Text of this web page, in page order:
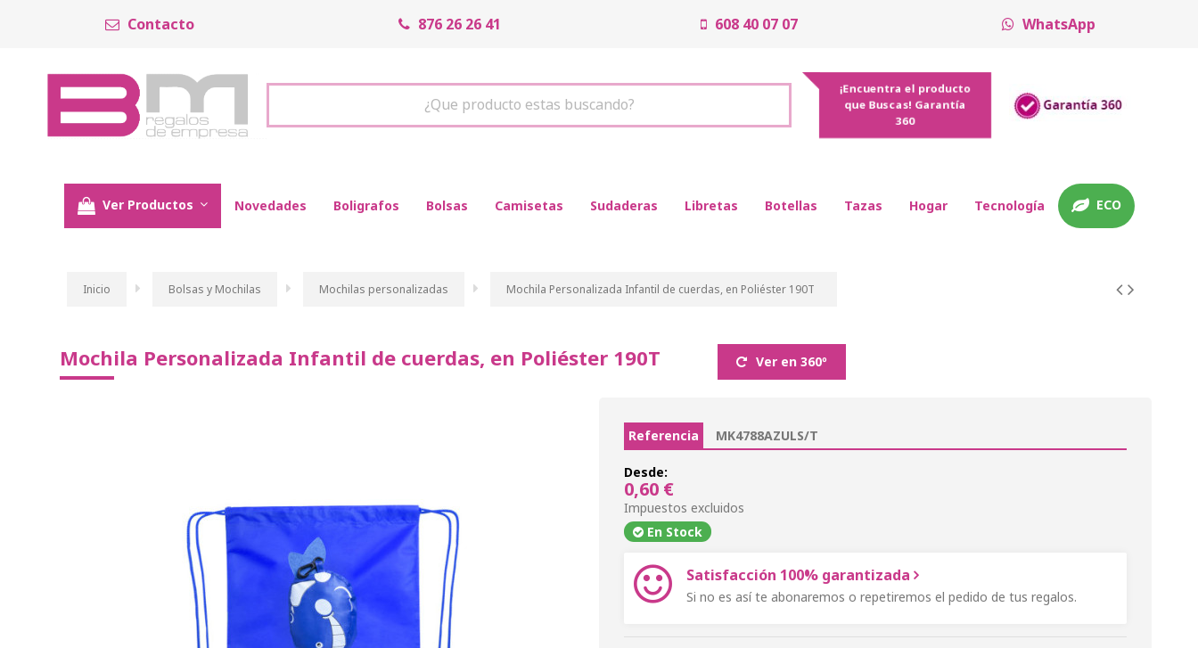
Contacto 876 26 26 41 608 40 07 07 WhatsApp
¿Que producto estas buscando?
¡Encuentra el producto
que Buscas! Garantía
360
Ver Productos Novedades Boligrafos Bolsas Camisetas Sudaderas Libretas Botellas Tazas Hogar Tecnología ECO
Inicio Bolsas y Mochilas Mochilas personalizadas Mochila Personalizada Infantil de cuerdas, en Poliéster 190T
Mochila Personalizada Infantil de cuerdas, en Poliéster 190T Ver en 360º
Referencia MK4788AZULS/T
Desde:
0,60 €
Impuestos excluidos
En Stock
Satisfacción 100% garantizada
Si no es así te abonaremos o repetiremos el pedido de tus regalos.